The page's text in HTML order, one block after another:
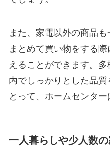
また、家電以外の商品も
まとめて買い物をする
えることができます。
内でしっかりとした品
とって、ホームセンター
一人暮らしや少人数